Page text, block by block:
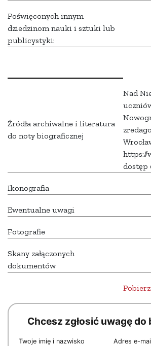
Poświęconych innym
dziedzinom nauki i sztuki lub
publicystyki:
Źródła archiwalne i literatura
do noty biograficznej
Nad
https://
dostęp
Ikonografia
Ewentualne uwagi
Fotografie
Skany załączonych
dokumentów
Chcesz zgłosić uwagę do
Twoje imię i nazwisko Adres e-